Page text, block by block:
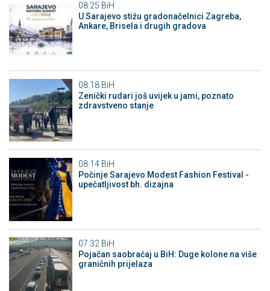
08:25 BiH
U Sarajevo stižu gradonačelnici Zagreba,
Ankare, Brisela i drugih gradova
08:18 BiH
Zenički rudari još uvijek u jami, poznato
zdravstveno stanje
08:14 BiH
Počinje Sarajevo Modest Fashion Festival -
upečatljivost bh. dizajna
07:32 BiH
Pojačan saobraćaj u BiH: Duge kolone na više
graničnih prijelaza